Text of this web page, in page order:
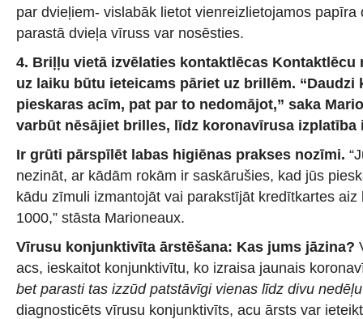
par dvieļiem- vislabāk lietot vienreizlietojamos papīra
parastā dvieļa vīruss var nosēsties.
4. Briļļu vietā izvēlaties kontaktlēcas Kontaktlēcu
uz laiku būtu ieteicams pāriet uz brillēm.
pieskaras acīm, pat par to nedomājot,” saka
varbūt nēsājiet brilles, līdz koronavīrusa izplatība
Ir grūti pārspīlēt labas higiēnas prakses nozīmi.
nezināt, ar kādām rokām ir saskārušies, kad jūs
kādu zīmuli izmantojāt vai parakstījāt kredītkartes
1000,” stāsta Marioneaux.
Vīrusu konjunktivīta ārstēšana: Kas jums jāzina?
acs, ieskaitot konjunktivītu, ko izraisa jaunais
bet parasti tas izzūd patstāvīgi vienas līdz divu
diagnosticēts vīrusu konjunktivīts, acu ārsts var